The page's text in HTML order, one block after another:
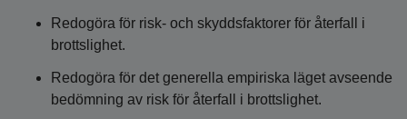
Redogöra för risk- och skyddsfaktorer för återfall i
brottslighet.
Redogöra för det generella empiriska läget avseende
bedömning av risk för återfall i brottslighet.